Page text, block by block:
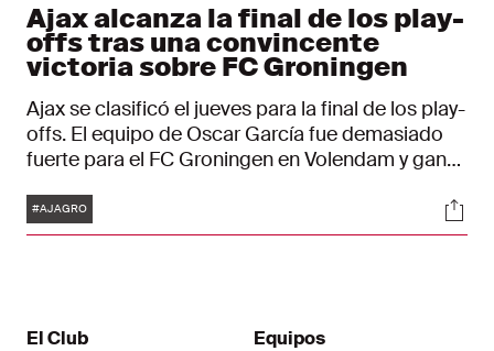
Ajax alcanza la final de los play-
offs tras una convincente
victoria sobre FC Groningen
Ajax se clasificó el jueves para la final de los play-
offs. El equipo de Oscar García fue demasiado
fuerte para el FC Groningen en Volendam y ganó
Mokio.
Etiquetas
#AJAGRO
El Club
Equipos